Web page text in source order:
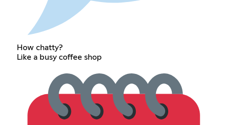
How chatty?
Like a busy coffee shop